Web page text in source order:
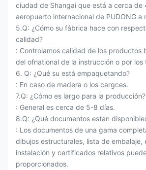
ciudad de Shangai que está a cerca de
aeropuerto internacional de PUDONG a
5.Q: ¿Cómo su fábrica hace con
calidad?
: Controlamos calidad de los productos
del ofnational de la instrucción o por los
6. Q: ¿Qué su está empaquetando?
: En caso de madera o los cargces.
7.Q: ¿Cómo es largo para la producción?
: General es cerca de 5-8 días.
8.Q: ¿Qué documentos están
: Los documentos de una gama
dibujos estructurales, lista de embalaje,
instalación y certificados relativos
proporcionados.